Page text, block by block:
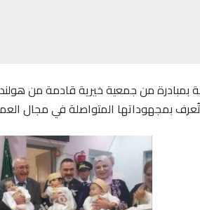
بمبادرة من جمعية خيرية قادمة من
بمجهوداتها المتواصلة في مجال